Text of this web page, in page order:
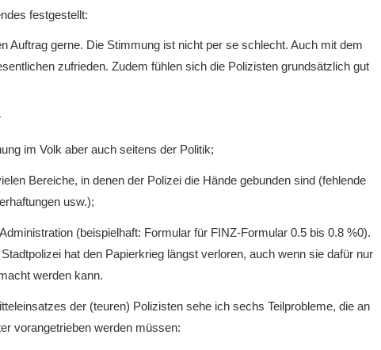
festgestellt:
Auftrag gerne. Die Stimmung ist nicht per se schlecht. Auch mit dem
zufrieden. Zudem fühlen sich die Polizisten grundsätzlich gut
im Volk aber auch seitens der Politik;
Bereiche, in denen der Polizei die Hände gebunden sind (fehlende
usw.);
(beispielhaft: Formular für FINZ-Formular 0.5 bis 0.8 %0).
hat den Papierkrieg längst verloren, auch wenn sie dafür nur
werden kann.
der (teuren) Polizisten sehe ich sechs Teilprobleme, die an
vorangetrieben werden müssen: